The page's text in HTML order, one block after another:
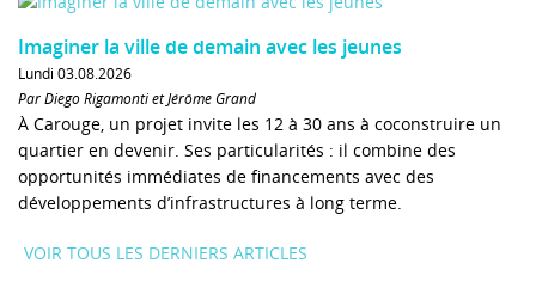
Imaginer la ville de demain avec les jeunes
Lundi 03.08.2026
Par Diego Rigamonti et Jérôme Grand
À Carouge, un projet invite les 12 à 30 ans à coconstruire un
quartier en devenir. Ses particularités : il combine des
opportunités immédiates de financements avec des
développements d’infrastructures à long terme.
VOIR TOUS LES DERNIERS ARTICLES